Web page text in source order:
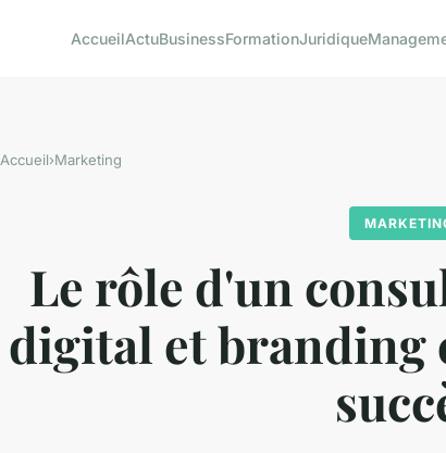
AccueilActuBusinessFormationJuridique
Accueil›Marketing
Le rôle d'un
digital et branding